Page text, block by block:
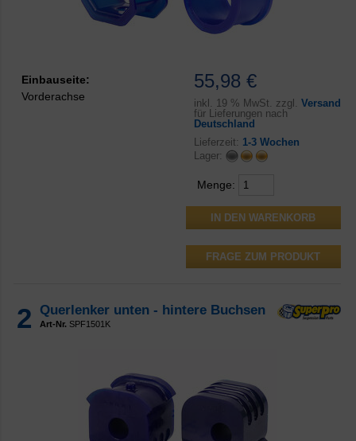
55,98 €
inkl. 19 % MwSt. zzgl. Versand
für Lieferungen nach
Deutschland
Lieferzeit: 1-3 Wochen
Lager:
Menge:
FRAGE ZUM PRODUKT
Einbauseite:
Vorderachse
2 Querlenker unten - hintere Buchsen
Art-Nr. SPF1501K